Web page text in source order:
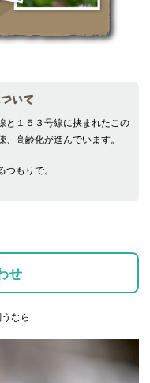
いて
と１５３号線に挟まれたこの
高齢化が進んでいます。
もりで。
せ
なら